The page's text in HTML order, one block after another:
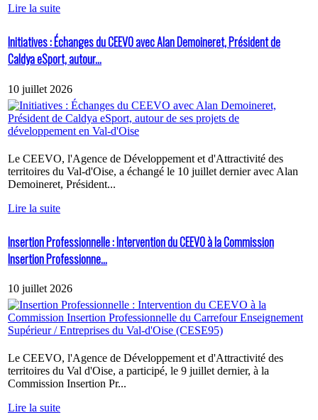
Lire la suite
Initiatives : Échanges du CEEVO avec Alan Demoineret, Président de
Caldya eSport, autour...
10 juillet 2026
Le CEEVO, l'Agence de Développement et d'Attractivité des
territoires du Val-d'Oise, a échangé le 10 juillet dernier avec Alan
Demoineret, Président...
Lire la suite
Insertion Professionnelle : Intervention du CEEVO à la Commission
Insertion Professionne...
10 juillet 2026
Le CEEVO, l'Agence de Développement et d'Attractivité des
territoires du Val d'Oise, a participé, le 9 juillet dernier, à la
Commission Insertion Pr...
Lire la suite